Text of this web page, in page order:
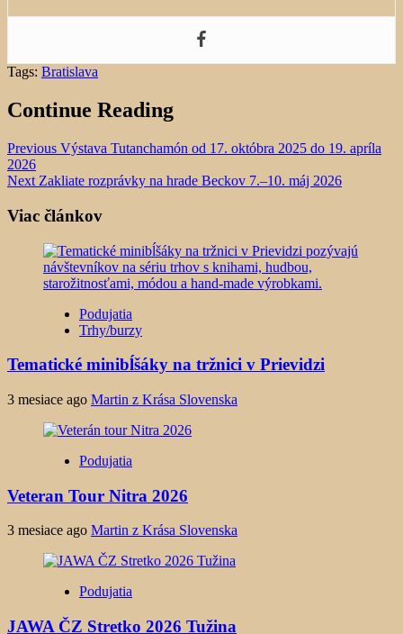
Tags: Bratislava
Continue Reading
Previous Výstava Tutanchamón od 17. októbra 2025 do 19. apríla
2026
Next Zakliate rozprávky na hrade Beckov 7.–10. máj 2026
Viac článkov
Podujatia
Trhy/burzy
Tematické minibĺšáky na tržnici v Prievidzi
3 mesiace ago Martin z Krása Slovenska
Podujatia
Veteran Tour Nitra 2026
3 mesiace ago Martin z Krása Slovenska
Podujatia
JAWA ČZ Stretko 2026 Tužina